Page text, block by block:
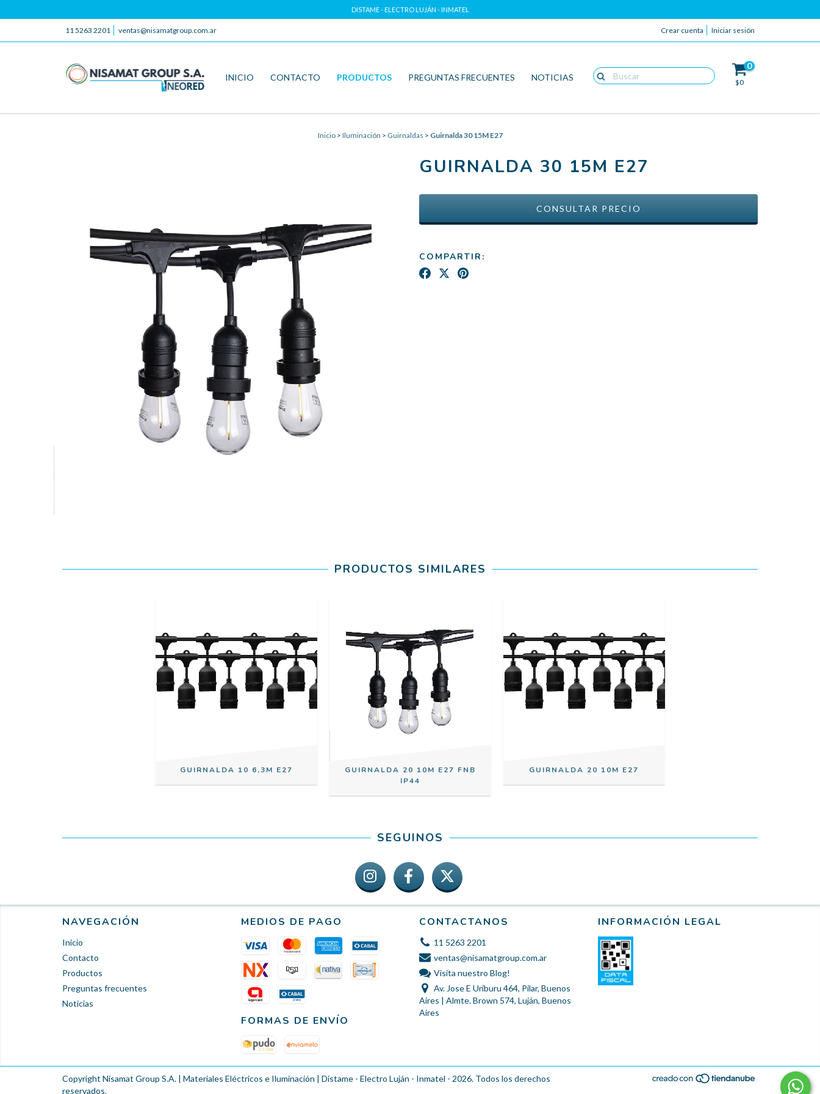
DISTAME - ELECTRO LUJÁN - INMATEL
11 5263 2201 ventas@nisamatgroup.com.ar Crear cuenta Iniciar sesión
INICIO CONTACTO PRODUCTOS PREGUNTAS FRECUENTES NOTICIAS
0
$0
Inicio > Iluminación > Guirnaldas > Guirnalda 30 15M E27
GUIRNALDA 30 15M E27
COMPARTIR:
PRODUCTOS SIMILARES
GUIRNALDA 10 6,3M E27
GUIRNALDA 20 10M E27 FNB
IP44
GUIRNALDA 20 10M E27
SEGUINOS
NAVEGACIÓN
Inicio
Contacto
Productos
Preguntas frecuentes
Noticias
MEDIOS DE PAGO
FORMAS DE ENVÍO
CONTACTANOS
11 5263 2201
ventas@nisamatgroup.com.ar
Visita nuestro Blog!
Av. Jose E Uriburu 464, Pilar, Buenos
Aires | Almte. Brown 574, Luján, Buenos
Aires
INFORMACIÓN LEGAL
Copyright Nisamat Group S.A. | Materiales Eléctricos e Iluminación | Distame - Electro Luján - Inmatel - 2026. Todos los derechos
reservados.